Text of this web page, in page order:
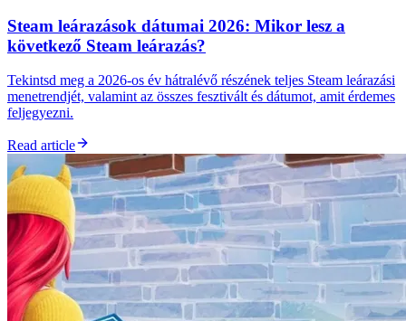
Steam leárazások dátumai 2026: Mikor lesz a
következő Steam leárazás?
Tekintsd meg a 2026-os év hátralévő részének teljes Steam leárazási
menetrendjét, valamint az összes fesztivált és dátumot, amit érdemes
feljegyezni.
Read article